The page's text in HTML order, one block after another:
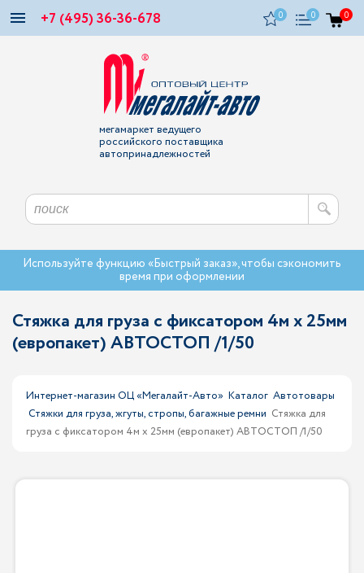
+7 (495) 36-36-678 0 0 0
мегамаркет ведущего
российского поставщика
автопринадлежностей
Используйте функцию «Быстрый заказ», чтобы сэкономить
время при оформлении
Стяжка для груза с фиксатором 4м х 25мм
(европакет) АВТОСТОП /1/50
Интернет-магазин ОЦ «Мегалайт-Авто» Каталог Автотовары
Стяжки для груза, жгуты, стропы, багажные ремни Стяжка для
груза с фиксатором 4м х 25мм (европакет) АВТОСТОП /1/50